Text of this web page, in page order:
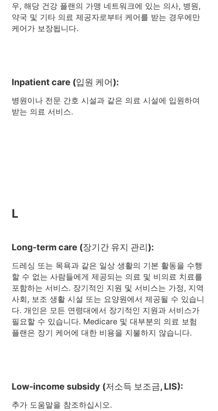
우, 해당 건강 플랜의 가맹 네트워크에 있는 의사, 병원,
약국 및 기타 의료 제공자로부터 케어를 받는 경우에만
케어가 보장됩니다.
Inpatient care (입원 케어):
병원이나 전문 간호 시설과 같은 의료 시설에 입원하여
받는 의료 서비스.
L
Long-term care (장기간 유지 관리):
드레싱 또는 목욕과 같은 일상 생활의 기본 활동을 수행
할 수 없는 사람들에게 제공되는 의료 및 비의료 치료를
포함하는 서비스. 장기적인 지원 및 서비스는 가정, 지역
사회, 보조 생활 시설 또는 요양원에서 제공될 수 있습니
다. 개인은 모든 연령대에서 장기적인 지원과 서비스가
필요할 수 있습니다. Medicare 및 대부분의 의료 보험
플랜은 장기 케어에 대한 비용을 지불하지 않습니다.
Low-income subsidy (저소득 보조금, LIS):
추가 도움말을 참조하십시오.